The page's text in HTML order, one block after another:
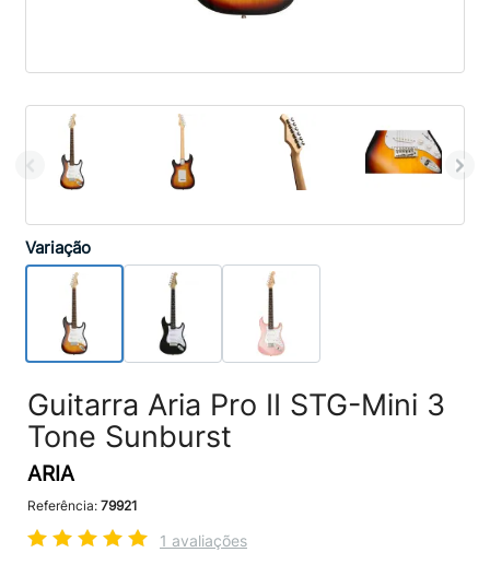
Variação
Guitarra Aria Pro II STG-Mini 3
Tone Sunburst
ARIA
Referência: 79921
1 avaliações